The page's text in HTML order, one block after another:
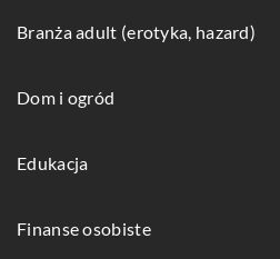
Branża adult (erotyka, hazard)
Dom i ogród
Edukacja
Finanse osobiste